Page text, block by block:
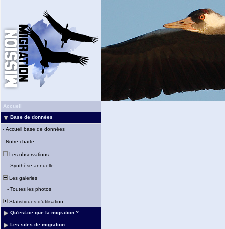
Accueil
Base de données
- Accueil base de données
- Notre charte
Les observations
- Synthèse annuelle
Les galeries
- Toutes les photos
Statistiques d'utilisation
Qu'est-ce que la migration ?
Les sites de migration